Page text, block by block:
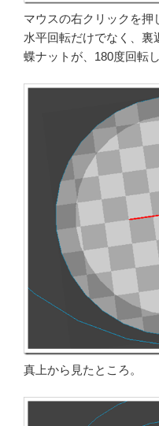
マウスの右クリックを押
水平回転だけでなく、裏
蝶ナットが、180度回転し
真上から見たところ。